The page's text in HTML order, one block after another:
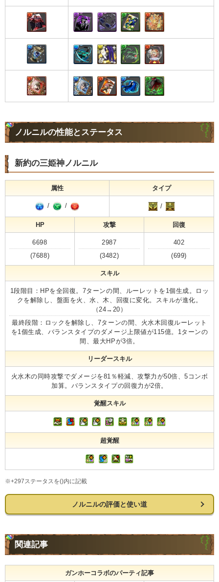
ノルニルの性能とステータス
新約の三姫神ノルニル
属性 タイプ
/ / /
HP 攻撃 回復
6698
(7688)
2987
(3482)
402
(699)
スキル
1段階目：HPを全回復。7ターンの間、ルーレットを1個生成。ロッ
クを解除し、盤面を火、水、木、回復に変化。スキルが進化。
（24→20）
最終段階：ロックを解除し、7ターンの間、火水木回復ルーレット
を1個生成、バランスタイプのダメージ上限値が115億。1ターンの
間、最大HPが3倍。
リーダースキル
火水木の同時攻撃でダメージを81％軽減、攻撃力が50倍、5コンボ
加算。バランスタイプの回復力が2倍。
覚醒スキル
超覚醒
※+297ステータスを()内に記載
ノルニルの評価と使い道
関連記事
ガンホーコラボのパーティ記事